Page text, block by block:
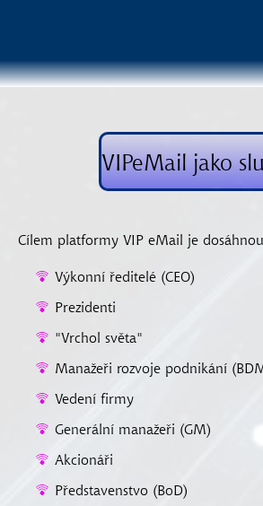
VIPeMail jako
Cílem platformy VIP eMail je
Výkonní ředitelé (CEO)
Prezidenti
"Vrchol světa"
Manažeři rozvoje podnikání
Vedení firmy
Generální manažeři (GM)
Akcionáři
Představenstvo (BoD)